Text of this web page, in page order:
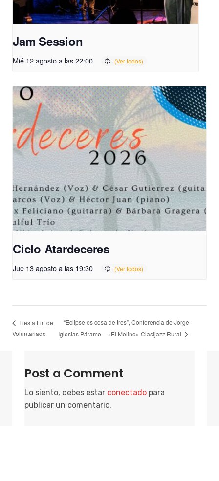
Jam Session
Mié 12 agosto a las 22:00
Ciclo Atardeceres
Jue 13 agosto a las 19:30
Fiesta Fin de
Voluntariado
“Eclipse es cosa de tres”, Conferencia de Jorge
Iglesias Páramo – «El Molino» Clasijazz Rural
Post a Comment
Lo siento, debes estar conectado para
publicar un comentario.